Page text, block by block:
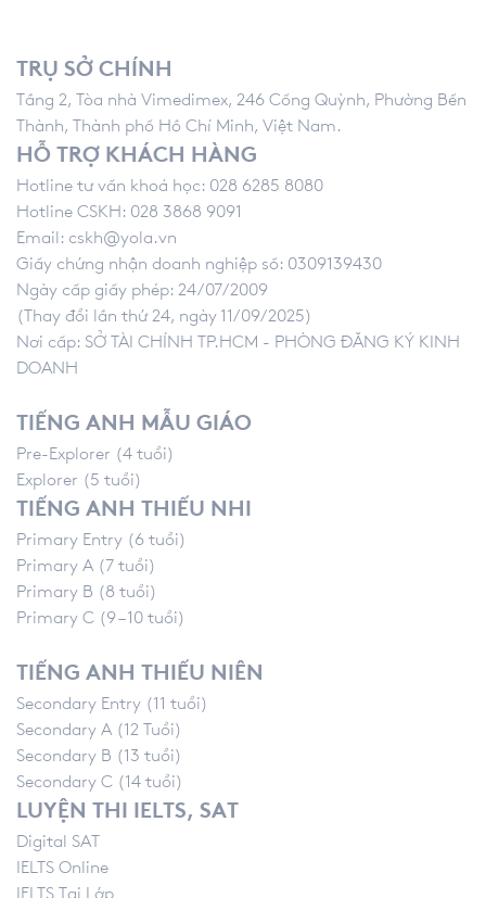
TRỤ SỞ CHÍNH
Tầng 2, Tòa nhà Vimedimex, 246 Cống Quỳnh, Phường Bến
Thành, Thành phố Hồ Chí Minh, Việt Nam.
HỖ TRỢ KHÁCH HÀNG
Hotline tư vấn khoá học: 028 6285 8080
Hotline CSKH: 028 3868 9091
Email: cskh@yola.vn
Giấy chứng nhận doanh nghiệp số: 0309139430
Ngày cấp giấy phép: 24/07/2009
(Thay đổi lần thứ 24, ngày 11/09/2025)
Nơi cấp: SỞ TÀI CHÍNH TP.HCM - PHÒNG ĐĂNG KÝ KINH
DOANH
TIẾNG ANH MẪU GIÁO
Pre-Explorer (4 tuổi)
Explorer (5 tuổi)
TIẾNG ANH THIẾU NHI
Primary Entry (6 tuổi)
Primary A (7 tuổi)
Primary B (8 tuổi)
Primary C (9 – 10 tuổi)
TIẾNG ANH THIẾU NIÊN
Secondary Entry (11 tuổi)
Secondary A (12 Tuổi)
Secondary B (13 tuổi)
Secondary C (14 tuổi)
LUYỆN THI IELTS, SAT
Digital SAT
IELTS Online
IELTS Tại Lớp